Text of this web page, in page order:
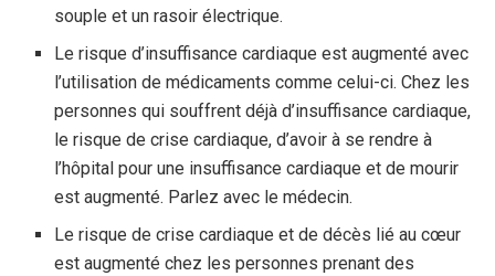
souple et un rasoir électrique.
Le risque d’insuffisance cardiaque est augmenté avec
l’utilisation de médicaments comme celui-ci. Chez les
personnes qui souffrent déjà d’insuffisance cardiaque,
le risque de crise cardiaque, d’avoir à se rendre à
l’hôpital pour une insuffisance cardiaque et de mourir
est augmenté. Parlez avec le médecin.
Le risque de crise cardiaque et de décès lié au cœur
est augmenté chez les personnes prenant des